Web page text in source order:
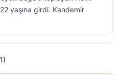
yaşına girdi. Kandemir